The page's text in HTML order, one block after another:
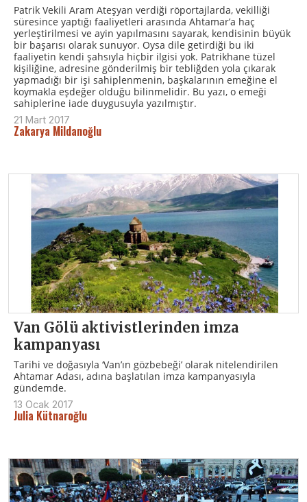
Patrik Vekili Aram Ateşyan verdiği röportajlarda, vekilliği
süresince yaptığı faaliyetleri arasında Ahtamar’a haç
yerleştirilmesi ve ayin yapılmasını sayarak, kendisinin büyük
bir başarısı olarak sunuyor. Oysa dile getirdiği bu iki
faaliyetin kendi şahsıyla hiçbir ilgisi yok. Patrikhane tüzel
kişiliğine, adresine gönderilmiş bir tebliğden yola çıkarak
yapmadığı bir işi sahiplenmenin, başkalarının emeğine el
koymakla eşdeğer olduğu bilinmelidir. Bu yazı, o emeği
sahiplerine iade duygusuyla yazılmıştır.
21 Mart 2017
Zakarya Mildanoğlu
Van Gölü aktivistlerinden imza
kampanyası
Tarihi ve doğasıyla ‘Van’ın gözbebeği’ olarak nitelendirilen
Ahtamar Adası, adına başlatılan imza kampanyasıyla
gündemde.
13 Ocak 2017
Julia Kütnaroğlu